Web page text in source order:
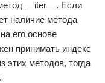
__iter__. Если
наличие метода
его основе
принимать индекс
этих методов, тогда